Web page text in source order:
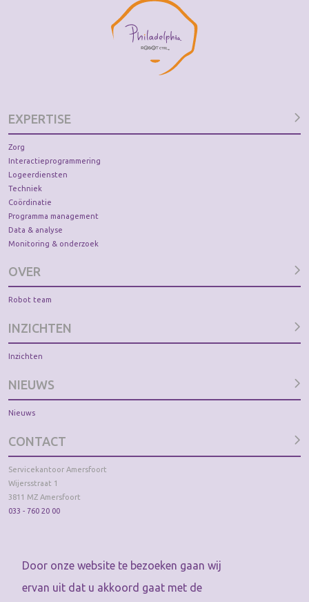
Door onze website te bezoeken gaan wij
ervan uit dat u akkoord gaat met de
EXPERTISE
Zorg
Interactieprogrammering
Logeerdiensten
Techniek
Coördinatie
Programma management
Data & analyse
Monitoring & onderzoek
OVER
Robot team
INZICHTEN
Inzichten
NIEUWS
Nieuws
CONTACT
Servicekantoor Amersfoort
Wijersstraat 1
3811 MZ Amersfoort
033 - 760 20 00
Privacy verklaring